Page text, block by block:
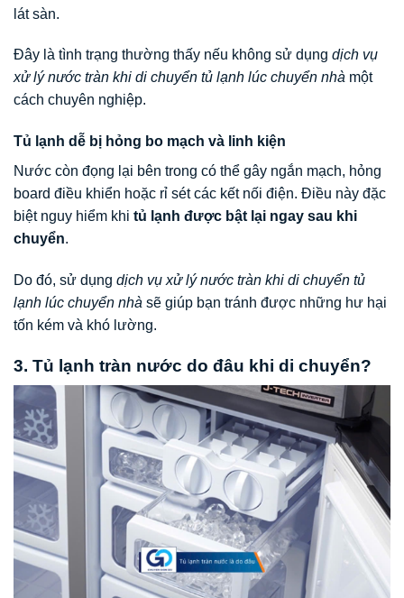
lát sàn.
Đây là tình trạng thường thấy nếu không sử dụng dịch vụ
xử lý nước tràn khi di chuyển tủ lạnh lúc chuyển nhà một
cách chuyên nghiệp.
Tủ lạnh dễ bị hỏng bo mạch và linh kiện
Nước còn đọng lại bên trong có thể gây ngắn mạch, hỏng
board điều khiển hoặc rỉ sét các kết nối điện. Điều này đặc
biệt nguy hiểm khi tủ lạnh được bật lại ngay sau khi
chuyển.
Do đó, sử dụng dịch vụ xử lý nước tràn khi di chuyển tủ
lạnh lúc chuyển nhà sẽ giúp bạn tránh được những hư hại
tốn kém và khó lường.
3. Tủ lạnh tràn nước do đâu khi di chuyển?